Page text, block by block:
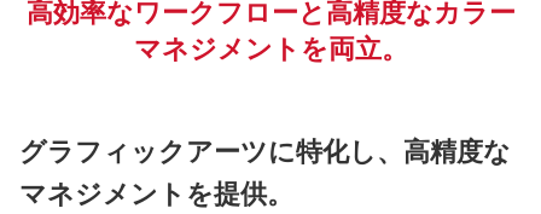
高効率なワークフローと高精度なカラー
マネジメントを両立。
グラフィックアーツに特化し、高精度な
マネジメントを提供。